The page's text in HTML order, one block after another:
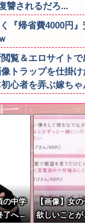
讐されるだろ...
『帰省費4000円
覧＆エロサイト
トラップを仕掛
心者を弄ぶ嫁ちゃ
の中学
了へ←
【画像】女
欲しいこと